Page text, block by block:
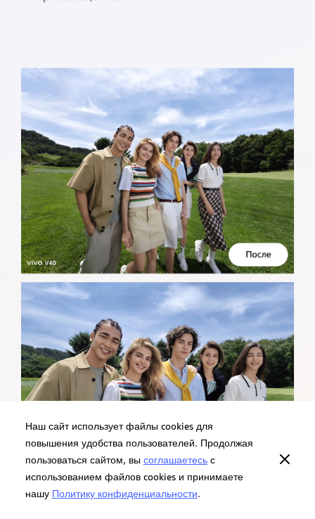
Наш сайт использует файлы cookies для
повышения удобства пользователей. Продолжая
пользоваться сайтом, вы соглашаетесьс
использованием файлов cookies и принимаете
нашу Политику конфиденциальности.